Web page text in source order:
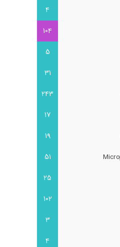
4
104
5
31
243
17
19
51
25
102
3
4